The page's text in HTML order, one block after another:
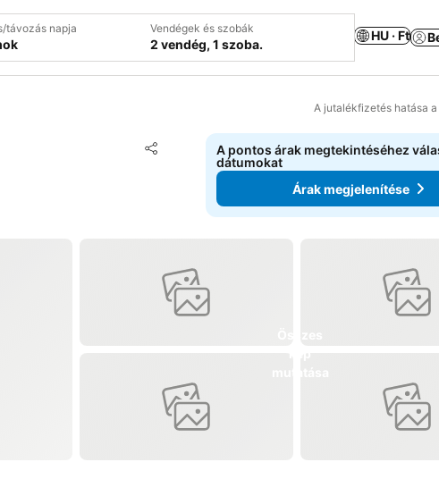
távozás napja Vendégek és szobák
2 vendég, 1 szoba.
HU · Ft
A jutalékfizetés hatása
Megosztás
Hozzáadás a kedvencekhez
A pontos árak megtekintéséhez
dátumokat
Árak megjelenítése